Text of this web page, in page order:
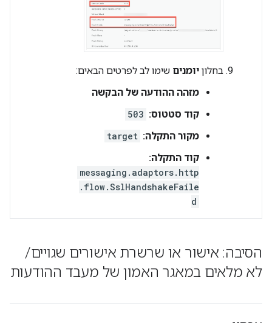
בחלון יומנים שימו לב לפרטים הבאים:
מזהה ההודעה של הבקשה
קוד סטטוס: 503
מקור התקלה: target
קוד התקלה:
messaging.adaptors.http
.flow.SslHandshakeFaile
d
הסיבה: אישור או שרשרת אישורים שגויים/
לא מלאים במאגר האמון של מעבד ההודעות